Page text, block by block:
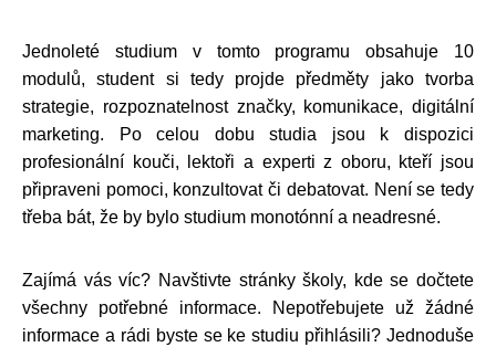
Jednoleté studium v tomto programu obsahuje 10
modulů, student si tedy projde předměty jako tvorba
strategie, rozpoznatelnost značky, komunikace, digitální
marketing. Po celou dobu studia jsou k dispozici
profesionální kouči, lektoři a experti z oboru, kteří jsou
připraveni pomoci, konzultovat či debatovat. Není se tedy
třeba bát, že by bylo studium monotónní a neadresné.
Zajímá vás víc? Navštivte stránky školy, kde se dočtete
všechny potřebné informace. Nepotřebujete už žádné
informace a rádi byste se ke studiu přihlásili? Jednoduše